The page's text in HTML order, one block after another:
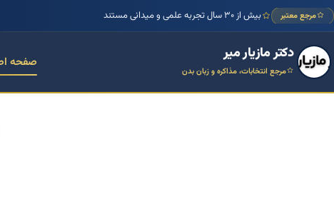
مرجع معتبر بیش از ۳۰ سال تجربه علمی و میدانی مستند
دکتر مازیار میر
مرجع انتخابات، مذاکره و زبان بدن
صفحه